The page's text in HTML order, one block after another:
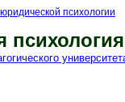
психология